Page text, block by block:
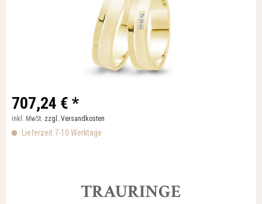
707,24 € *
inkl. MwSt. zzgl. Versandkosten
Lieferzeit 7-10 Werktage
TRAURINGE